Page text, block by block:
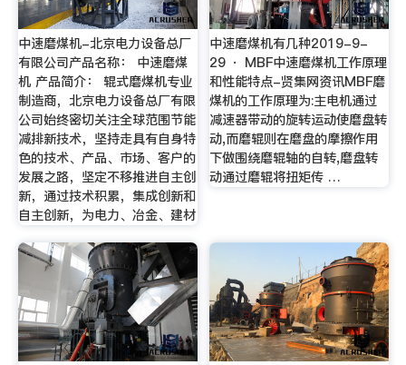
中速磨煤机-北京电力设备总厂
有限公司产品名称： 中速磨煤
机 产品简介： 辊式磨煤机专业
制造商，北京电力设备总厂有限
公司始终密切关注全球范围节能
减排新技术，坚持走具有自身特
色的技术、产品、市场、客户的
发展之路，坚定不移推进自主创
新，通过技术积累，集成创新和
自主创新，为电力、冶金、建材
中速磨煤机有几种2019-9-
29 · MBF中速磨煤机工作原理
和性能特点-贤集网资讯MBF磨
煤机的工作原理为:主电机通过
减速器带动的旋转运动使磨盘转
动,而磨辊则在磨盘的摩擦作用
下做围绕磨辊轴的自转,磨盘转
动通过磨辊将扭矩传 …